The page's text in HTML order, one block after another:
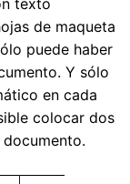
texto
de maqueta
puede haber
Y sólo
en cada
colocar dos